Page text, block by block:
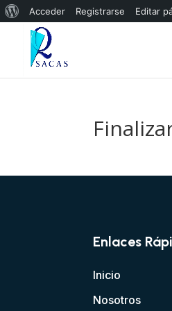
Enlaces
Inicio
Nosotros
Acerca
WordPress
Acceder Registrarse Editar